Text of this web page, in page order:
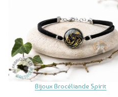
Bijoux Brocéliande Spirit